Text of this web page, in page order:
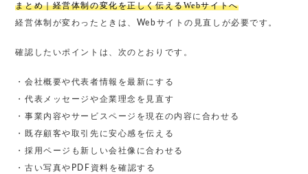
まとめ｜経営体制の変化を正しく伝えるWebサイトへ
経営体制が変わったときは、Webサイトの見直しが必要です。
確認したいポイントは、次のとおりです。
・会社概要や代表者情報を最新にする
・代表メッセージや企業理念を見直す
・事業内容やサービスページを現在の内容に合わせる
・既存顧客や取引先に安心感を伝える
・採用ページも新しい会社像に合わせる
・古い写真やPDF資料を確認する